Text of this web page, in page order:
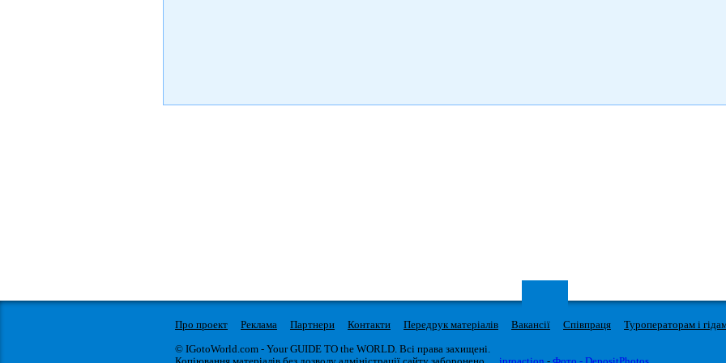
Про проект Реклама Партнери Контакти Передрук матеріалів Вакансії Співпраця Туроператорам і
© IGotoWorld.com - Your GUIDE TO the WORLD. Всі права захищені.